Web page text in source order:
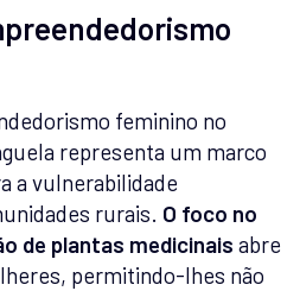
feminino no
representa um marco
a vulnerabilidade
rurais. O foco no
de plantas medicinais abre
permitindo-lhes não